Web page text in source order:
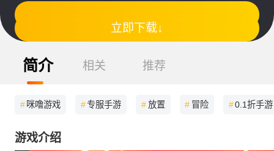
立即下载↓
简介 相关 推荐
#咪噜游戏 #专服手游 #放置 # 冒险 #0.1折手游
游戏介绍